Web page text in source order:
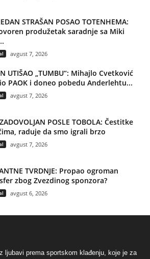
STRAŠAN POSAO TOTENHEMA:
produžetak saradnje sa Miki
avgust 7, 2026
UTIŠAO „TUMBU“: Mihajlo Cvetković
PAOK i doneo pobedu Anderlehtu...
avgust 7, 2026
POSLE TOBOLA: Čestitke
raduje da smo igrali brzo
avgust 7, 2026
TVRDNJE: Propao ogroman
zbog Zvezdinog sponzora?
avgust 6, 2026
ljubavi prema sportskom klađenju, koje je za